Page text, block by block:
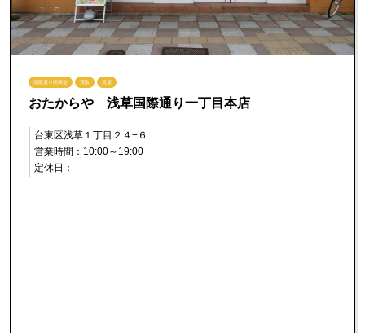
国際通り商興会 買取 質屋
おたからや 浅草国際通り一丁目本店
台東区浅草１丁目２４−６
営業時間：10:00～19:00
定休日：